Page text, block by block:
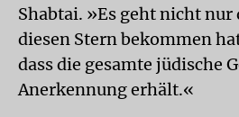
Shabtai. »Es geht nicht
diesen Stern bekommen
dass die gesamte jüdische
Anerkennung erhält.«